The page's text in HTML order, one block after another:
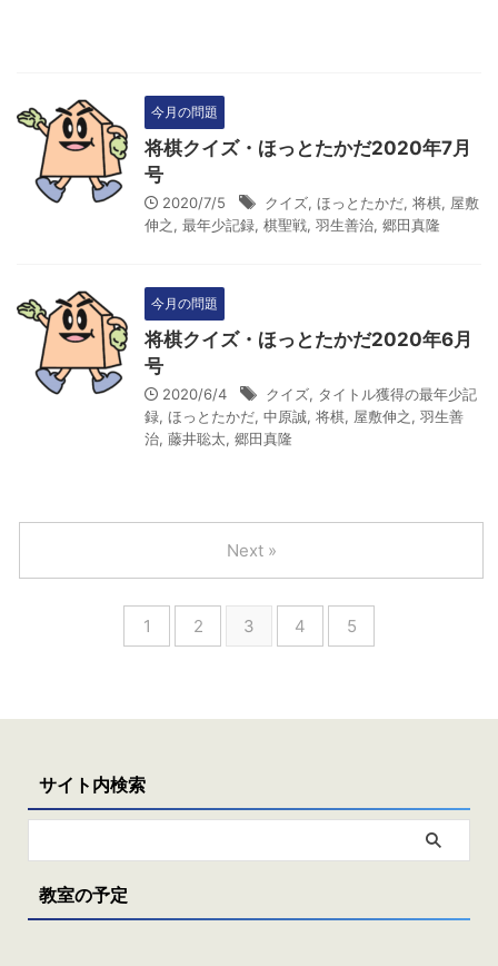
今月の問題
将棋クイズ・ほっとたかだ2020年7月
号
2020/7/5 クイズ, ほっとたかだ, 将棋, 屋敷
伸之, 最年少記録, 棋聖戦, 羽生善治, 郷田真隆
今月の問題
将棋クイズ・ほっとたかだ2020年6月
号
2020/6/4 クイズ, タイトル獲得の最年少記
録, ほっとたかだ, 中原誠, 将棋, 屋敷伸之, 羽生善
治, 藤井聡太, 郷田真隆
1 2 3 4 5
Next »
サイト内検索
教室の予定